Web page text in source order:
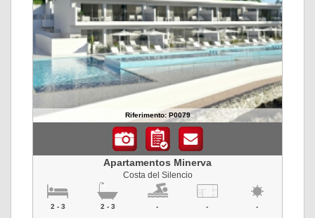
Riferimento: P0079
Apartamentos Minerva
Costa del Silencio
2 - 3 2 - 3 - - -